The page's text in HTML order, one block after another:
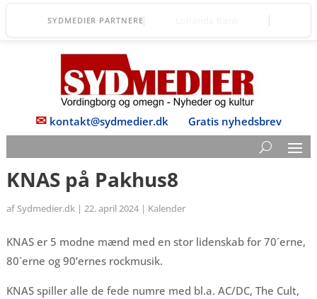
SYDMEDIER PARTNERE
✉ kontakt@sydmedier.dk Gratis nyhedsbrev
KNAS på Pakhus8
af Sydmedier.dk| 22. april 2024| Kalender
KNAS er 5 modne mænd med en stor lidenskab for 70´erne,
80´erne og 90’ernes rockmusik.
KNAS spiller alle de fede numre med bl.a. AC/DC, The Cult,